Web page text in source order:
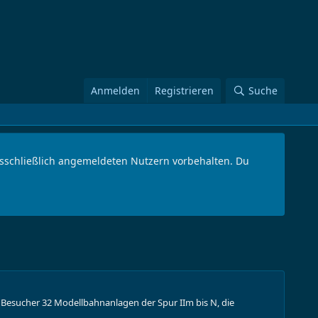
Anmelden Registrieren Suche
angemeldeten Nutzern vorbehalten. Du
32 Modellbahnanlagen der Spur IIm bis N, die